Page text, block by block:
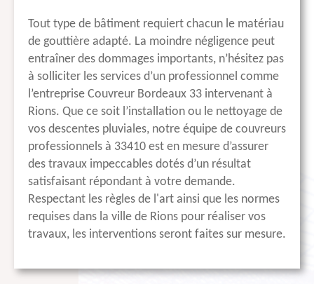
Tout type de bâtiment requiert chacun le matériau
de gouttière adapté. La moindre négligence peut
entraîner des dommages importants, n’hésitez pas
à solliciter les services d’un professionnel comme
l’entreprise Couvreur Bordeaux 33 intervenant à
Rions. Que ce soit l’installation ou le nettoyage de
vos descentes pluviales, notre équipe de couvreurs
professionnels à 33410 est en mesure d’assurer
des travaux impeccables dotés d’un résultat
satisfaisant répondant à votre demande.
Respectant les règles de l'art ainsi que les normes
requises dans la ville de Rions pour réaliser vos
travaux, les interventions seront faites sur mesure.